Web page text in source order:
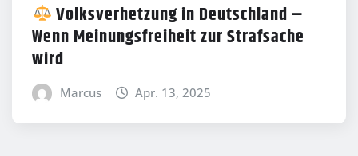
Volksverhetzung in Deutschland –
Wenn Meinungsfreiheit zur Strafsache
wird
Marcus Apr. 13, 2025